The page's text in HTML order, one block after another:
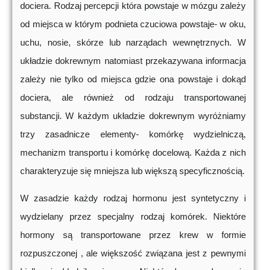
dociera. Rodzaj percepcji która powstaje w mózgu zależy
od miejsca w którym podnieta czuciowa powstaje- w oku,
uchu, nosie, skórze lub narządach wewnętrznych. W
układzie dokrewnym natomiast przekazywana informacja
zależy nie tylko od miejsca gdzie ona powstaje i dokąd
dociera, ale również od rodzaju transportowanej
substancji. W każdym układzie dokrewnym wyróżniamy
trzy zasadnicze elementy- komórkę wydzielniczą,
mechanizm transportu i komórkę docelową. Każda z nich
charakteryzuje się mniejsza lub większą specyficznością.
W zasadzie każdy rodzaj hormonu jest syntetyczny i
wydzielany przez specjalny rodzaj komórek. Niektóre
hormony są transportowane przez krew w formie
rozpuszczonej , ale większość związana jest z pewnymi